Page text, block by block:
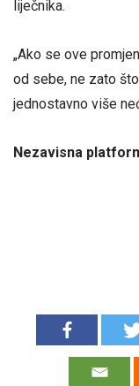
liječnika.
„Ako se ove
od sebe, ne zato
jednostavno više
Nezavisna